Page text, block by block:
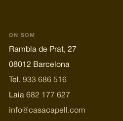
ON SOM
Rambla de Prat, 27
08012 Barcelona
Tel. 933 686 516
Laia 682 177 627
info@casacapell.com